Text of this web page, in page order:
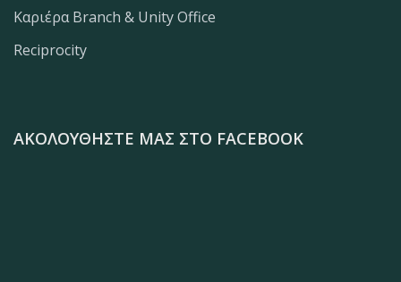
Καριέρα Branch & Unity Office
Reciprocity
ΑΚΟΛΟΥΘΉΣΤΕ ΜΑΣ ΣΤΟ FACEBOOK